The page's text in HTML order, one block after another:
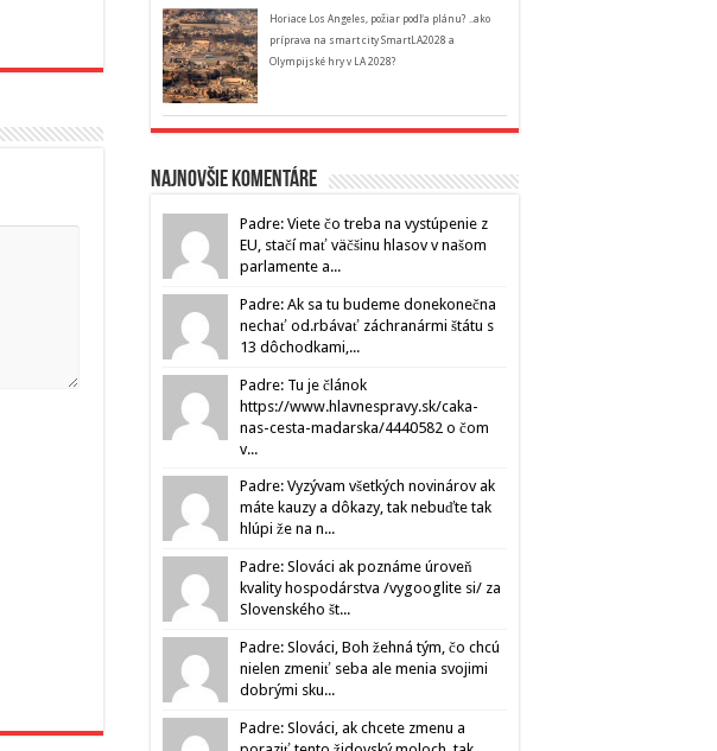
Horiace Los Angeles, požiar podľa plánu? ..ako
príprava na smart city SmartLA2028 a
Olympijské hry v LA 2028?
Najnovšie komentáre
Padre: Viete čo treba na vystúpenie z
EU, stačí mať väčšinu hlasov v našom
parlamente a...
Padre: Ak sa tu budeme donekonečna
nechať od.rbávať záchranármi štátu s
13 dôchodkami,...
Padre: Tu je článok
https://www.hlavnespravy.sk/caka-
nas-cesta-madarska/4440582 o čom
v...
Padre: Vyzývam všetkých novinárov ak
máte kauzy a dôkazy, tak nebuďte tak
hlúpi že na n...
Padre: Slováci ak poznáme úroveň
kvality hospodárstva /vygooglite si/ za
Slovenského št...
Padre: Slováci, Boh žehná tým, čo chcú
nielen zmeniť seba ale menia svojimi
dobrými sku...
Padre: Slováci, ak chcete zmenu a